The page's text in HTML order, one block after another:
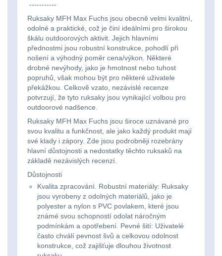
Čelové
svetlá
čelovky
Taktické
svietidlá
Lucerny
kempingové
lampy
Potápačské
svetlá
(1569)
Turistické a expediční38
Městské batohy41
Batohy217
Méně než 10 L13
10 - 20 L26
20 - 30 L104
Nad 30 L74
Batohy přes rameno
Cestovní batohy a
-----------
Ruksaky MFH Max Fuchs jsou obecně velmi kvalitní,
odolné a praktické, což je činí ideálními pro širokou
škálu outdoorových aktivit. Jejich hlavními
přednostmi jsou robustní konstrukce, pohodlí při
nošení a výhodný poměr cena/výkon. Některé
drobné nevýhody, jako je hmotnost nebo tuhost
popruhů, však mohou být pro některé uživatele
překážkou. Celkově vzato, nezávislé recenze
potvrzují, že tyto ruksaky jsou vynikající volbou pro
outdoorové nadšence.
Ruksaky MFH Max Fuchs jsou široce uznávané pro
svou kvalitu a funkčnost, ale jako každý produkt mají
své klady i zápory. Zde jsou podrobněji rozebrány
hlavní důstojnosti a nedostatky těchto ruksaků na
základě nezávislých recenzí.
Důstojnosti
Kvalita zpracování. Robustní materiály: Ruksaky
jsou vyrobeny z odolných materiálů, jako je
polyester a nylon s PVC povlakem, které jsou
známé svou schopností odolat náročným
podmínkám a opotřebení. Pevné šití: Uživatelé
často chválí pevnost švů a celkovou odolnost
konstrukce, což zajišťuje dlouhou životnost